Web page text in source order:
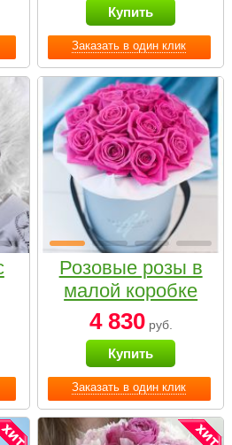
Заказать в один клик
Small
Купить
Заказать в один клик
Розовые розы в
малой коробке
4 830руб.
Купить